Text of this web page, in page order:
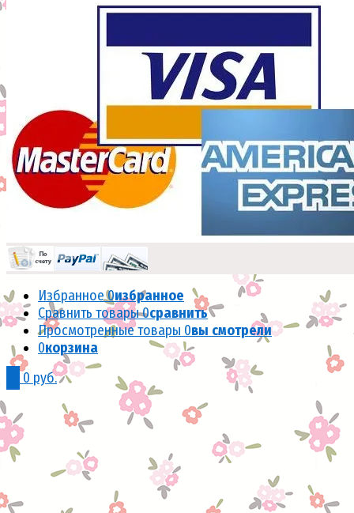
Избранное0избранное
Сравнить товары0сравнить
Просмотренные товары 0вы смотрели
0корзина
0 руб.